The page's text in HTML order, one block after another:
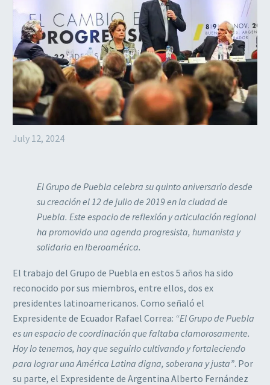
July 12, 2024
El Grupo de Puebla celebra su quinto aniversario desde
su creación el 12 de julio de 2019 en la ciudad de
Puebla. Este espacio de reflexión y articulación regional
ha promovido una agenda progresista, humanista y
solidaria en Iberoamérica.
El trabajo del Grupo de Puebla en estos 5 años ha sido
reconocido por sus miembros, entre ellos, dos ex
presidentes latinoamericanos. Como señaló el
Expresidente de Ecuador Rafael Correa: “El Grupo de Puebla
es un espacio de coordinación que faltaba clamorosamente.
Hoy lo tenemos, hay que seguirlo cultivando y fortaleciendo
para lograr una América Latina digna, soberana y justa”. Por
su parte, el Expresidente de Argentina Alberto Fernández